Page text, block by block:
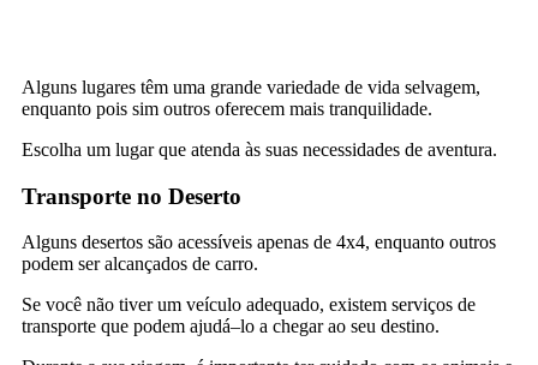
Alguns lugares têm uma grande variedade de vida selvagem,
enquanto pois sim outros oferecem mais tranquilidade.
Escolha um lugarque atenda às suas necessidades de aventura.
Transporte no Deserto
Alguns desertos são acessíveis apenas de 4x4, enquanto outros
podem seralcançados de carro.
Se você não tiverum veículo adequado, existem serviços de
transporte que podem ajudá–lo a chegarao seu destino.